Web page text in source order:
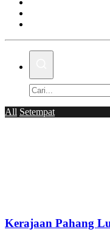
All Setempat
Kerajaan Pahang